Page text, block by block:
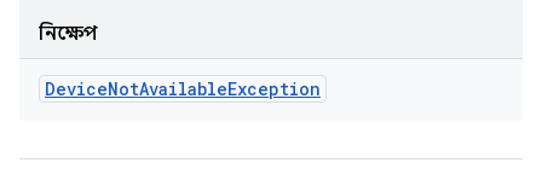
নিক্ষেপ
DeviceNotAvailableException